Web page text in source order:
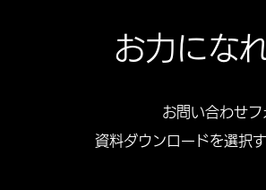
お力にな
お問い合わせフ
資料ダウンロードを選択